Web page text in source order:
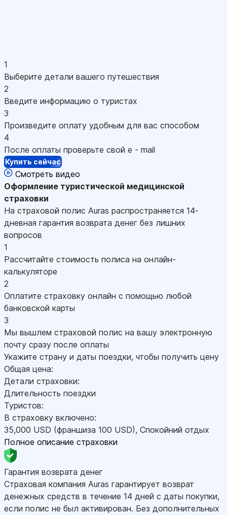
1
Выберите детали вашего путешествия
2
Введите информацию о туристах
3
Произведите оплату удобным для вас способом
4
После оплаты проверьте свой e - mail
Купить сейчас
Смотреть видео
Оформление туристической медицинской
страховки
На страховой полис Auras распространяется 14-
дневная гарантия возврата денег без лишних
вопросов
1
Рассчитайте стоимость полиса на онлайн-
калькуляторе
2
Оплатите страховку онлайн с помощью любой
банковской карты
3
Мы вышлем страховой полис на вашу электронную
почту сразу после оплаты
Укажите страну и даты поездки, чтобы получить цену
Общая цена:
Детали страховки:
Длительность поездки
Туристов:
В страховку включено:
35,000 USD (франшиза 100 USD), Спокойний отдых
Полное описание страховки
Гарантия возврата денег
Страховая компания Auras гарантирует возврат
денежных средств в течение 14 дней с даты покупки,
если полис не был активирован. Без дополнительных